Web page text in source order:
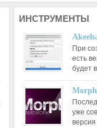
ИНСТРУМЕНТЫ
При
есть
будет
уже